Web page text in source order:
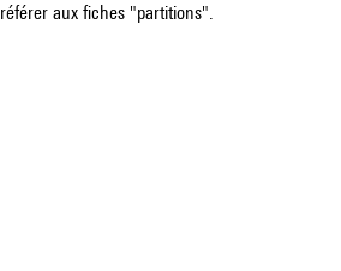
aux fiches "partitions".